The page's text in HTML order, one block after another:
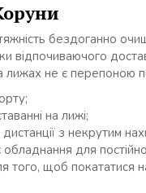
бездоганно
відпочиваючого
лижах не є перепоною
на лижі;
з некрутим
для
того, щоб покататися